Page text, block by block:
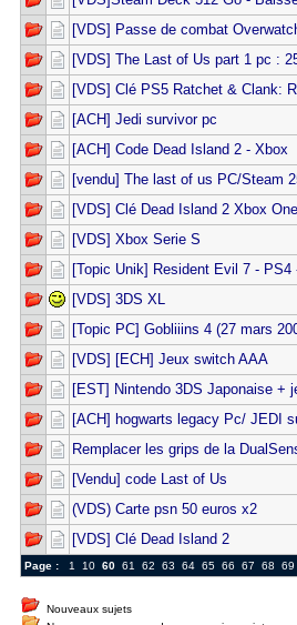
[VDS] Passe de combat
[VDS] The Last of Us part 1 pc :
[VDS] Clé PS5 Ratchet & Clank:
[ACH] Jedi survivor pc
[ACH] Code Dead Island 2 - Xbox
[vendu] The last of us PC/Steam
[VDS] Clé Dead Island 2 Xbox
[VDS] Xbox Serie S
[Topic Unik] Resident Evil 7 - PS4
[VDS] 3DS XL
[Topic PC] Gobliiins 4 (27 mars
[VDS] [ECH] Jeux switch AAA
[EST] Nintendo 3DS Japonaise +
[ACH] hogwarts legacy Pc/ JEDI
Remplacer les grips de la
[Vendu] code Last of Us
(VDS) Carte psn 50 euros x2
[VDS] Clé Dead Island 2
Page : 1 10 60 61 62 63 64 65 66 67 68 69
Nouveaux sujets